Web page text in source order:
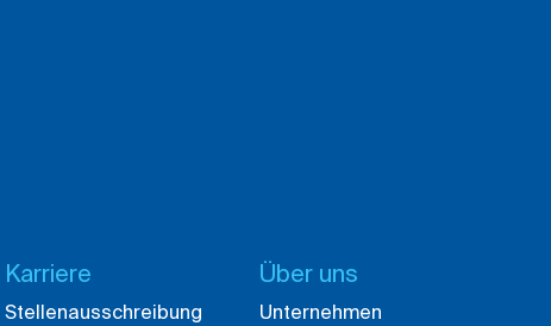
Karriere
Stellenausschreibung
Über uns
Unternehmen